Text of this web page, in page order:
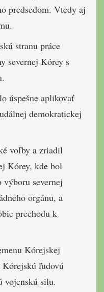
predsedom. Vtedy aj
stranu práce
severnej Kórey s
úspešne aplikovať
demokratickej
voľby a zriadil
Kórey, kde bol
výboru severnej
orgánu, a
prechodu k
Kórejskej
Kórejskú ľudovú
vojenskú silu.